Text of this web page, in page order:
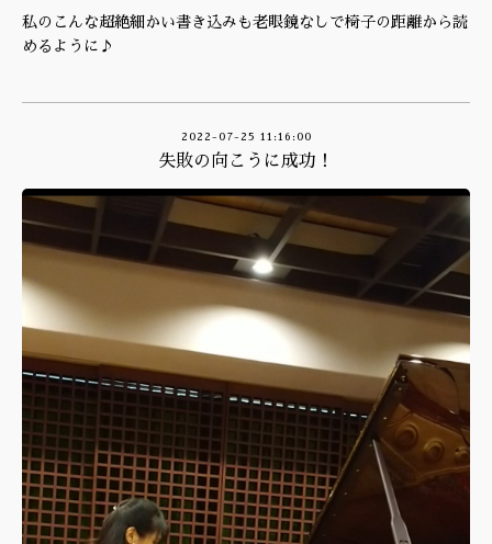
私のこんな超絶細かい書き込みも老眼鏡なしで椅子の距離から読
めるように♪
2022-07-25 11:16:00
失敗の向こうに成功！